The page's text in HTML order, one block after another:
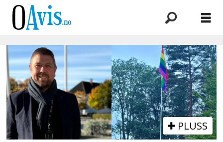
Emne:
ingieråsen
ungdomsskole
PLUSS